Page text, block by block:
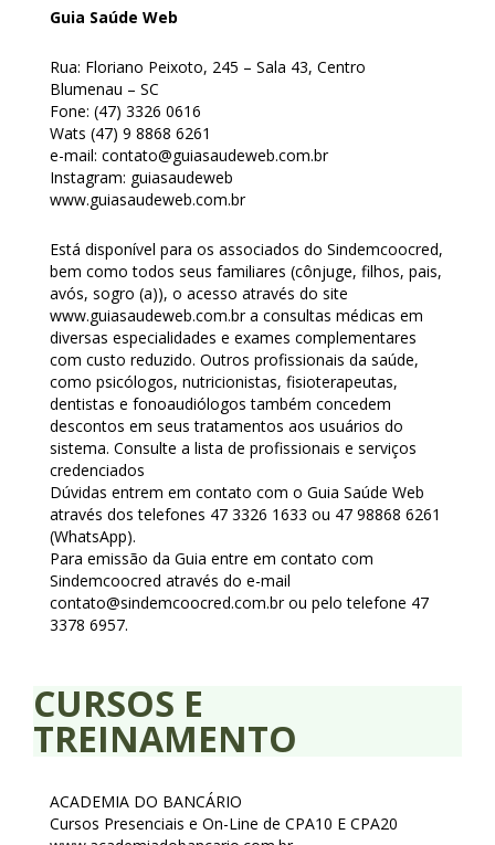
Homologação
Índices
Notícias
Contato
Baixar APP
Guia Saúde Web
Rua: Floriano Peixoto, 245 – Sala 43, Centro
Blumenau – SC
Fone: (47) 3326 0616
Wats (47) 9 8868 6261
e-mail: contato@guiasaudeweb.com.br
Instagram: guiasaudeweb
www.guiasaudeweb.com.br
Está disponível para os associados do Sindemcoocred,
bem como todos seus familiares (cônjuge, filhos, pais,
avós, sogro (a)), o acesso através do site
www.guiasaudeweb.com.br a consultas médicas em
diversas especialidades e exames complementares
com custo reduzido. Outros profissionais da saúde,
como psicólogos, nutricionistas, fisioterapeutas,
dentistas e fonoaudiólogos também concedem
descontos em seus tratamentos aos usuários do
sistema. Consulte a lista de profissionais e serviços
credenciados
Dúvidas entrem em contato com o Guia Saúde Web
através dos telefones 47 3326 1633 ou 47 98868 6261
(WhatsApp).
Para emissão da Guia entre em contato com
Sindemcoocred através do e-mail
contato@sindemcoocred.com.br ou pelo telefone 47
3378 6957.
CURSOS E
TREINAMENTO
ACADEMIA DO BANCÁRIO
Cursos Presenciais e On-Line de CPA10 E CPA20